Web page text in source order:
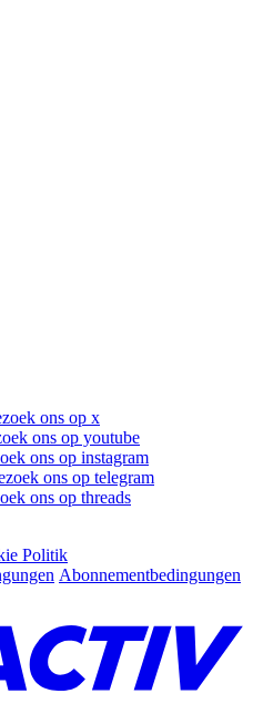
ons op x
ons op youtube
ons op instagram
ons op telegram
ons op threads
Politik
Abonnementbedingungen